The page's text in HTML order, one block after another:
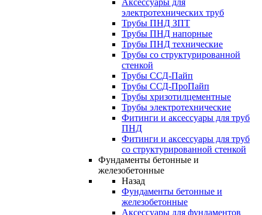
Аксессуары для
электротехнических труб
Трубы ПНД ЗПТ
Трубы ПНД напорные
Трубы ПНД технические
Трубы со структурированной
стенкой
Трубы ССД-Пайп
Трубы ССД-ПроПайп
Трубы хризотилцементные
Трубы электротехнические
Фитинги и аксессуары для труб
ПНД
Фитинги и аксессуары для труб
со структурированной стенкой
Фундаменты бетонные и
железобетонные
Назад
Фундаменты бетонные и
железобетонные
Аксессуары для фундаментов